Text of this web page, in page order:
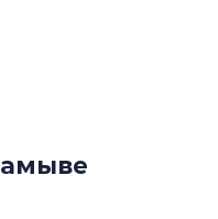
Лаптев: «Мы не